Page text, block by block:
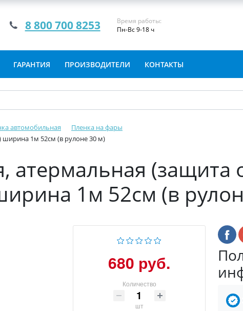
8 800 700 8253
Время работы:
Пн-Вс 9-18 ч
ГАРАНТИЯ ПРОИЗВОДИТЕЛИ КОНТАКТЫ
автомобильная
Пленка на фары
ширина 1м 52см (в рулоне 30 м)
атермальная (защита
1м 52см (в
680 руб.
Количество
шт